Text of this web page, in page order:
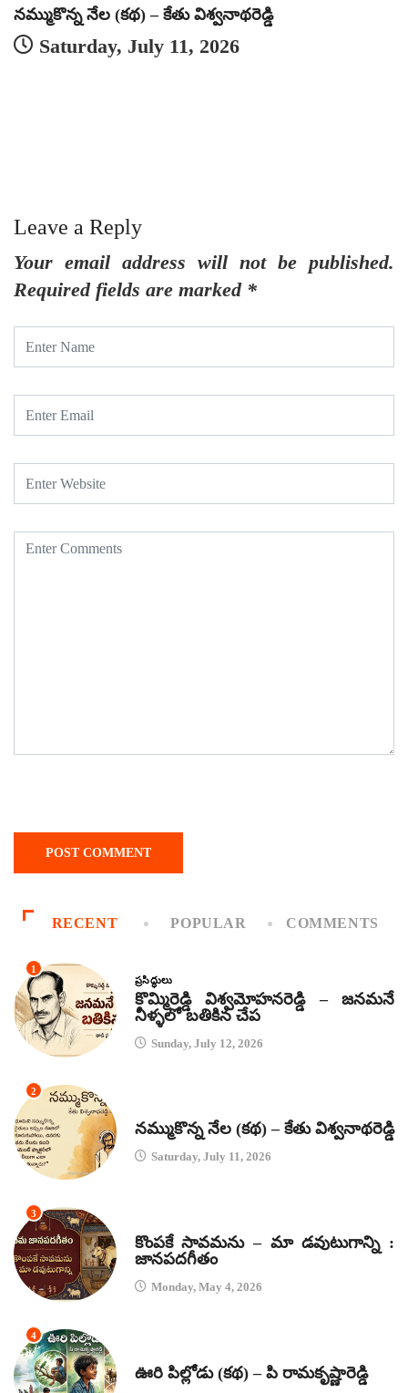
నమ్ముకొన్న నేల (కథ) – కేతు విశ్వనాథరెడ్డి
Saturday, July 11, 2026
Leave a Reply
Your email address will not be published.
Required fields are marked *
RECENT POPULAR COMMENTS
1
ప్రసిద్ధులు
కొమ్మిరెడ్డి విశ్వమోహనరెడ్డి – జనమనే
నీళ్ళలో బతికిన చేప
Sunday, July 12, 2026
2
నమ్ముకొన్న నేల (కథ) – కేతు విశ్వనాథరెడ్డి
Saturday, July 11, 2026
3
కొంపకే సావమను – మా డవుటుగాన్ని :
జానపదగీతం
Monday, May 4, 2026
4
ఊరి పిల్లోడు (కథ) – పి రామకృష్ణారెడ్డి